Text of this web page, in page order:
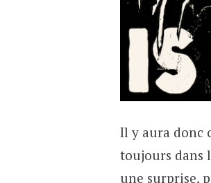
Il y aura donc
toujours dans
une surprise,